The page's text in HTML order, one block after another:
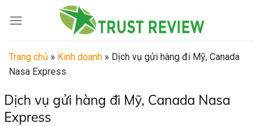
Trang chủ » Kinh doanh » Dịch vụ gửi hàng đi Mỹ, Canada
Nasa Express
Dịch vụ gửi hàng đi Mỹ, Canada Nasa
Express